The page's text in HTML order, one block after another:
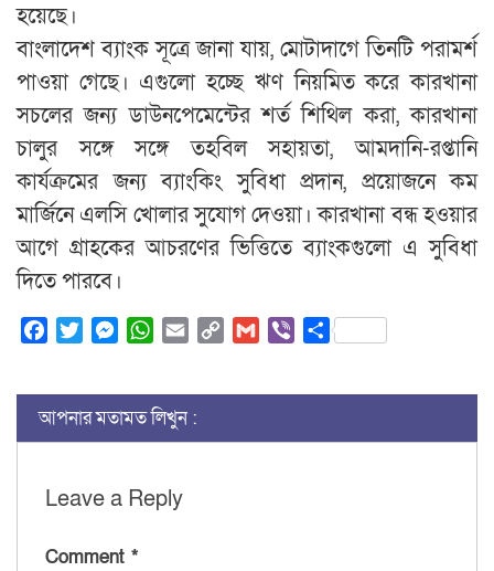
হয়েছে।
বাংলাদেশ ব্যাংক সূত্রে জানা যায়, মোটাদাগে তিনটি পরামর্শ
পাওয়া গেছে। এগুলো হচ্ছে ঋণ নিয়মিত করে কারখানা
সচলের জন্য ডাউনপেমেন্টের শর্ত শিথিল করা, কারখানা
চালুর সঙ্গে সঙ্গে তহবিল সহায়তা, আমদানি-রপ্তানি
কার্যক্রমের জন্য ব্যাংকিং সুবিধা প্রদান, প্রয়োজনে কম
মার্জিনে এলসি খোলার সুযোগ দেওয়া। কারখানা বন্ধ হওয়ার
আগে গ্রাহকের আচরণের ভিত্তিতে ব্যাংকগুলো এ সুবিধা
দিতে পারবে।
FacebookTwitterMessenger
WhatsApp
Email Copy
Gmail ViberShare
আপনার মতামত লিখুন :
Leave a Reply
Comment *